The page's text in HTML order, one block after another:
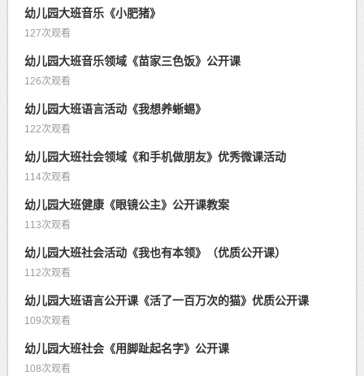
幼儿园大班音乐《小肥猪》
127次观看
幼儿园大班音乐领域《苗家三色饭》公开课
126次观看
幼儿园大班语言活动《我想养蜥蜴》
122次观看
幼儿园大班社会领域《和手机做朋友》优秀微课活动
114次观看
幼儿园大班健康《眼镜公主》公开课教案
113次观看
幼儿园大班社会活动《我也有本领》（优质公开课）
112次观看
幼儿园大班语言公开课《活了一百万次的猫》优质公开课
109次观看
幼儿园大班社会《用脚趾起名字》公开课
108次观看